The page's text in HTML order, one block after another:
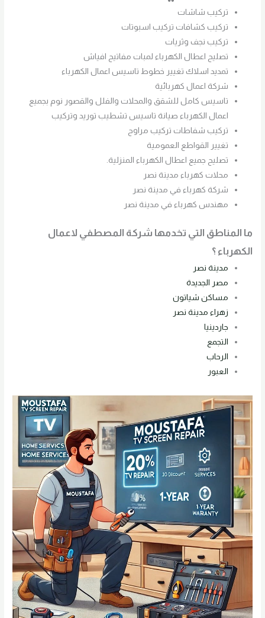
تركيب شاشات
تركيب كشافات تركيب اسبوتات
تركيب نجف وثريات
تصليح اعطال الكهرباء لمبات مفاتيح افياش
تمديد اسلاك تغيير خطوط تاسيس اعمال الكهرباء
شركة اعمال كهربائية
تاسيس كامل للشقق والمحلات والفلل والقصور نوم بجميع
اعمال الكهرباء صيانة تاسيس تشطيب توريد وتركيب
تركيب شفاطات تركيب مراوح
تغيير القواطع العمومية
تصليح جميع اعطال الكهرباء المنزلية.
محلات كهرباء مدينة نصر
شركة كهرباء في مدينة نصر
مهندس كهرباء في مدينة نصر
ما المناطق التي تخدمها شركة المصطفي لاعمال
الكهرباء ؟
مدينة نصر
مصر الجديدة
مساكن شياتون
زهراء مدينة نصر
جاردينيا
التجمع
الرحاب
العبور